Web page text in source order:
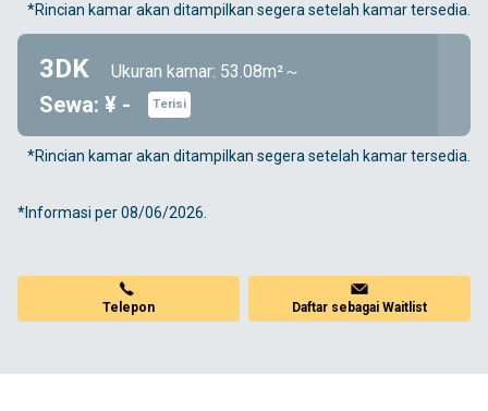
*Rincian kamar akan ditampilkan segera setelah kamar tersedia.
3DK Ukuran kamar: 53.08m²～
Sewa: ¥ - Terisi
*Rincian kamar akan ditampilkan segera setelah kamar tersedia.
*Informasi per 08/06/2026.
Telepon Daftar sebagai Waitlist